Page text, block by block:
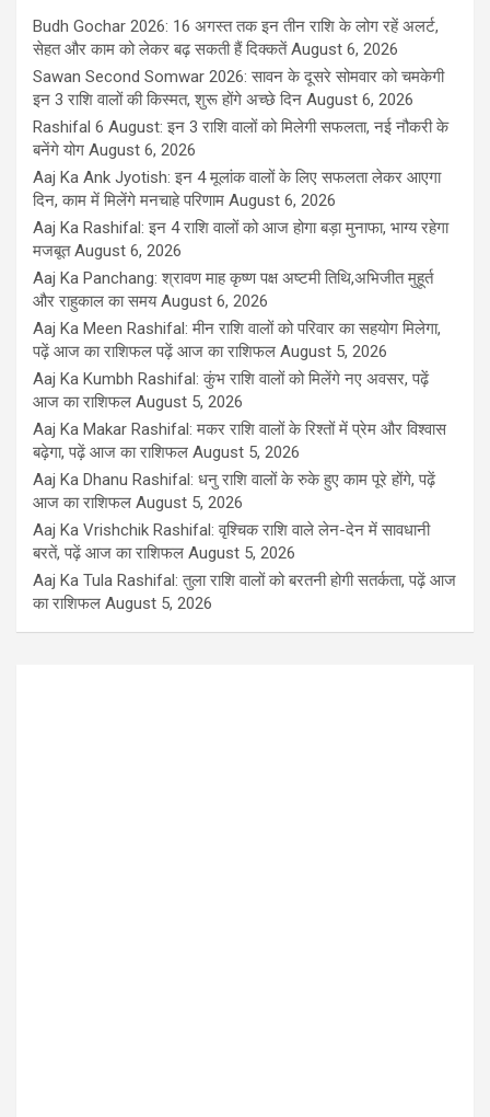
Budh Gochar 2026: 16 अगस्त तक इन तीन राशि के लोग रहें अलर्ट,
सेहत और काम को लेकर बढ़ सकती हैं दिक्कतें August 6, 2026
Sawan Second Somwar 2026: सावन के दूसरे सोमवार को चमकेगी
इन 3 राशि वालों की किस्मत, शुरू होंगे अच्छे दिन August 6, 2026
Rashifal 6 August: इन 3 राशि वालों को मिलेगी सफलता, नई नौकरी के
बनेंगे योग August 6, 2026
Aaj Ka Ank Jyotish: इन 4 मूलांक वालों के लिए सफलता लेकर आएगा
दिन, काम में मिलेंगे मनचाहे परिणाम August 6, 2026
Aaj Ka Rashifal: इन 4 राशि वालों को आज होगा बड़ा मुनाफा, भाग्य रहेगा
मजबूत August 6, 2026
Aaj Ka Panchang: श्रावण माह कृष्ण पक्ष अष्टमी तिथि,अभिजीत मुहूर्त
और राहुकाल का समय August 6, 2026
Aaj Ka Meen Rashifal: मीन राशि वालों को परिवार का सहयोग मिलेगा,
पढ़ें आज का राशिफल पढ़ें आज का राशिफल August 5, 2026
Aaj Ka Kumbh Rashifal: कुंभ राशि वालों को मिलेंगे नए अवसर, पढ़ें
आज का राशिफल August 5, 2026
Aaj Ka Makar Rashifal: मकर राशि वालों के रिश्तों में प्रेम और विश्वास
बढ़ेगा, पढ़ें आज का राशिफल August 5, 2026
Aaj Ka Dhanu Rashifal: धनु राशि वालों के रुके हुए काम पूरे होंगे, पढ़ें
आज का राशिफल August 5, 2026
Aaj Ka Vrishchik Rashifal: वृश्चिक राशि वाले लेन-देन में सावधानी
बरतें, पढ़ें आज का राशिफल August 5, 2026
Aaj Ka Tula Rashifal: तुला राशि वालों को बरतनी होगी सतर्कता, पढ़ें आज
का राशिफल August 5, 2026